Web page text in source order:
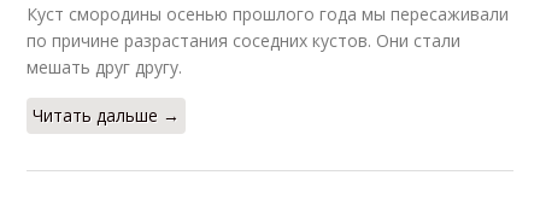
Куст смородины осенью прошлого года мы пересаживали
по причине разрастания соседних кустов. Они стали
мешать друг другу.
Читать дальше →